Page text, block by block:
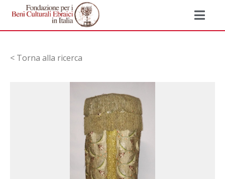
< Torna alla ricerca